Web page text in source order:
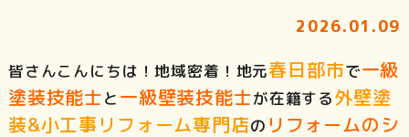
2026.01.09
皆さんこんにちは！地域密着！地元春日部市で一級
塗装技能士と 一級壁装技能士が在籍する外壁塗
装&小工事リフォーム専門店の リフォームのシ